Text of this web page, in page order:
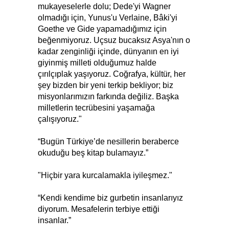
mukayeselerle dolu; Dede'yi Wagner
olmadığı için, Yunus'u Verlaine, Bâki'yi
Goethe ve Gide yapamadığımız için
beğenmiyoruz. Uçsuz bucaksız Asya'nın o
kadar zenginliği içinde, dünyanın en iyi
giyinmiş milleti olduğumuz halde
çırılçıplak yaşıyoruz. Coğrafya, kültür, her
şey bizden bir yeni terkip bekliyor; biz
misyonlarımızın farkında değiliz. Başka
milletlerin tecrübesini yaşamağa
çalışıyoruz."
“Bugün Türkiye’de nesillerin beraberce
okuduğu beş kitap bulamayız.”
"Hiçbir yara kurcalamakla iyileşmez."
“Kendi kendime biz gurbetin insanlarıyız
diyorum. Mesafelerin terbiye ettiği
insanlar.”